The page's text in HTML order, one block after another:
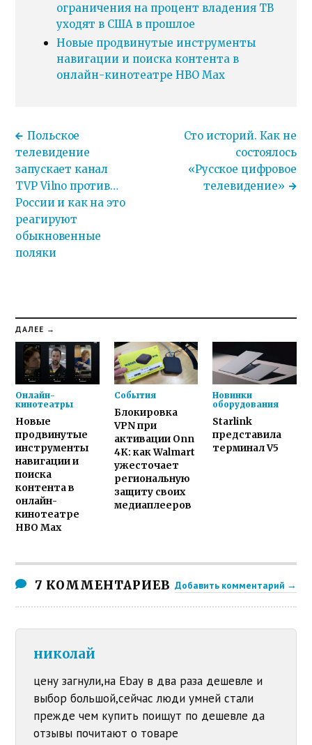
ограничения на процент владения ТВ
уходят в США в прошлое
Новые продвинутые инструменты
навигации и поиска контента в
онлайн-кинотеатре HBO Max
Польское
телевидение
запускает канал
TVP Vilno против…
России и как на это
реагируют
обыкновенные
поляки
Сто историй. Как не
состоялось
«Русское цифровое
телевидение»
ДАЛЕЕ →
Онлайн-
кинотеатры
Новые
продвинутые
инструменты
навигации и
поиска
контента в
онлайн-
кинотеатре
HBO Max
События
Блокировка
VPN при
активации Onn
4K: как Walmart
ужесточает
региональную
защиту своих
медиаплееров
Новинки
оборудования
Starlink
представила
терминал V5
7 КОММЕНТАРИЕВ Добавить комментарий →
николай
цену загнули,на Ebay в два раза дешевле и
выбор большой,сейчас люди умней стали
прежде чем купить поищут по дешевле да
отзывы почитают о товаре